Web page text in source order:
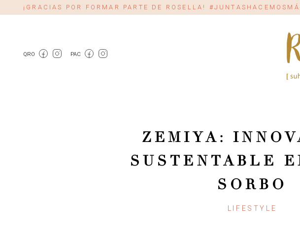
¡GRACIAS POR FORMAR PARTE DE ROSELLA!
QRO PAC
ZEMIYA:
SUSTENTABLE
SORBO
LIFESTYLE